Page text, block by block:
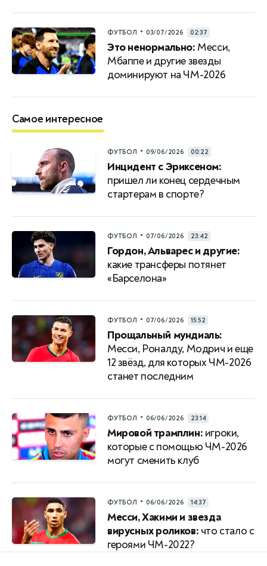
ФУТБОЛ • 03/07/2026 02:37
Это ненормально: Месси,
Мбаппе и другие звезды
доминируют на ЧМ-2026
Самое интересное
ФУТБОЛ • 09/06/2026 00:22
Инцидент с Эриксеном:
пришел ли конец сердечным
стартерам в спорте?
ФУТБОЛ • 07/06/2026 23:42
Гордон, Альварес и другие:
какие трансферы потянет
«Барселона»
ФУТБОЛ • 07/06/2026 15:52
Прощальный мундиаль:
Месси, Роналду, Модрич и еще
12 звёзд, для которых ЧМ-2026
станет последним
ФУТБОЛ • 06/06/2026 23:14
Мировой трамплин: игроки,
которые с помощью ЧМ-2026
могут сменить клуб
ФУТБОЛ • 06/06/2026 14:37
Месси, Хакими и звезда
вирусных роликов: что стало с
героями ЧМ-2022?